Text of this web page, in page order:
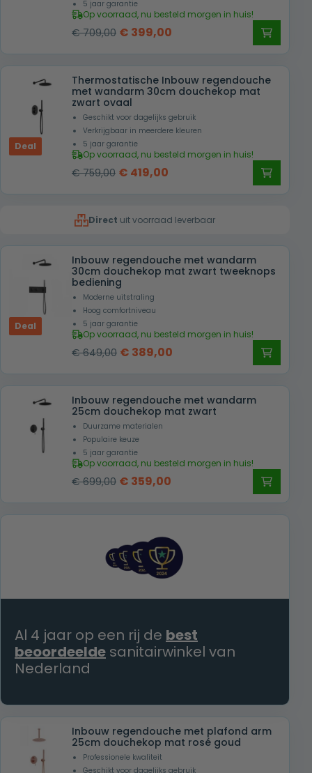
5 jaar garantie
Op voorraad, nu besteld morgen in huis!
€709,00 Oorspronkelijke
was:
€ 709,00.
€ 399,00
is:
€ 399,00.
Thermostatische Inbouw regendouche
met wandarm 30cm douchekop mat
zwart ovaal
Geschikt voor dagelijks gebruik
Verkrijgbaar in meerdere kleuren
5 jaar garantie
Op voorraad, nu besteld morgen in huis!
€759,00 Oorspronkelijke
€ 759,00.
€ 419,00
€ 419,00.
Deal
Direct uit voorraad leverbaar
Inbouw regendouche met wandarm
30cm douchekop mat zwart tweeknops
bediening
Moderne uitstraling
Hoog comfortniveau
5 jaar garantie
Op voorraad, nu besteld morgen in huis!
€649,00 Oorspronkelijke
was:
€ 649,00.
€ 389,00
is:
€ 389,00.
Deal
Inbouw regendouche met wandarm
25cm douchekop mat zwart
Duurzame materialen
Populaire keuze
5 jaar garantie
Op voorraad, nu besteld morgen in huis!
€699,00 Oorspronkelijke
was:
€ 699,00.
€ 359,00
is:
Al 4 jaar op een rij de best
beoordeelde sanitairwinkel van
Nederland
Inbouw regendouche met plafond arm
25cm douchekop mat rosé goud
Professionele kwaliteit
Geschikt voor dagelijks gebruik